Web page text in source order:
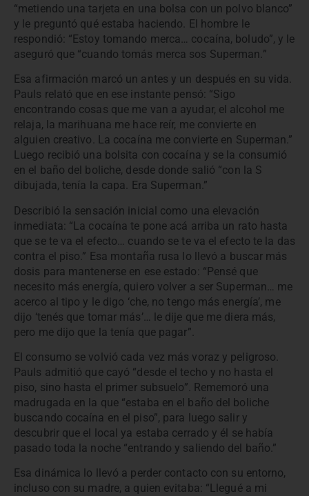
“metiendo una tarjeta en una bolsa con un polvo blanco”
y le preguntó qué estaba haciendo. El hombre le
respondió: “Estoy tomando merca… cocaína, boludo”, y le
aseguró que “cuando tomás merca sos Superman.”
Esa afirmación marcó un antes y un después en su vida.
Pauls relató que en ese instante pensó: “Sigo
encontrando cosas que me van a ayudar, el alcohol me
relaja, la marihuana me hace reír, me convierte en
alguien creativo. La cocaína me convierte en Superman.”
Luego recibió una bolsita con cocaína y se la consumió
en el baño del boliche, desde donde salió “con la S
dibujada, tenía la capa. Era Superman.”
Describió la sensación inicial como una elevación
inmediata: “La cocaína te pone acá arriba un rato hasta
que se te va el efecto… cuando se te va el efecto te la das
contra el piso.” Esa montaña rusa lo llevó a buscar más
dosis para mantenerse en ese estado: “Pensé que
necesito más energía, quiero volver a ser Superman… me
acerco al tipo y le digo ‘che, no tengo más energía’, me
dijo ‘tenés que tomar más’… le dije que me diera más,
pero me dijo que la tenía que pagar”.
El consumo se volvió cada vez más voraz y peligroso.
Pauls admitió que cayó “desde el techo y no hasta el
piso, sino hasta el primer subsuelo”. Rememoró una
madrugada en la que “estaba en el baño del boliche
buscando cocaína en el piso”, para luego salir y
descubrir que el local ya estaba cerrado y él se había
pasado toda la noche “entrando y saliendo del baño.”
Esa dinámica lo llevó a perder contacto con su entorno,
incluso con su madre, a quien evitaba: “Llegué a mi